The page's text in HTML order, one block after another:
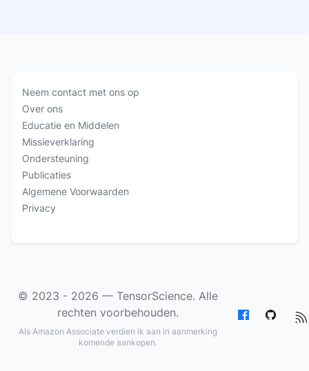
Neem contact met ons op
Over ons
Educatie en Middelen
Missieverklaring
Ondersteuning
Publicaties
Algemene Voorwaarden
Privacy
© 2023 - 2026 — TensorScience. Alle
rechten voorbehouden.
Als Amazon Associate verdien ik aan in aanmerking
komende aankopen.